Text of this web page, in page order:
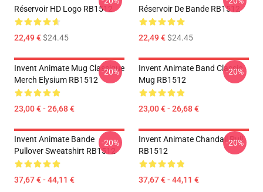
Réservoir HD Logo RB1512
22,49 €$24.45
Réservoir De Bande RB1512
22,49 €$24.45
Invent Animate Mug Classique
Merch Elysium RB1512
23,00 € - 26,68 €
-20%
Invent Animate Band Classic
Mug RB1512
23,00 € - 26,68 €
-20%
Invent Animate Bande
Pullover Sweatshirt RB1512
37,67 € - 44,11 €
-20%
Invent Animate Chandail Pull
RB1512
37,67 € - 44,11 €
-20%